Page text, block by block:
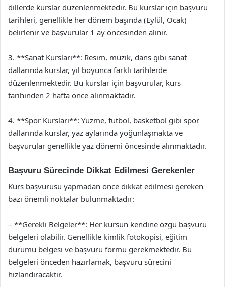
dillerde kurslar düzenlenmektedir. Bu kurslar için başvuru
tarihleri, genellikle her dönem başında (Eylül, Ocak)
belirlenir ve başvurular 1 ay öncesinden alınır.
3. **Sanat Kursları**: Resim, müzik, dans gibi sanat
dallarında kurslar, yıl boyunca farklı tarihlerde
düzenlenmektedir. Bu kurslar için başvurular, kurs
tarihinden 2 hafta önce alınmaktadır.
4. **Spor Kursları**: Yüzme, futbol, basketbol gibi spor
dallarında kurslar, yaz aylarında yoğunlaşmakta ve
başvurular genellikle yaz dönemi öncesinde alınmaktadır.
Başvuru Sürecinde Dikkat Edilmesi Gerekenler
Kurs başvurusu yapmadan önce dikkat edilmesi gereken
bazı önemli noktalar bulunmaktadır:
– **Gerekli Belgeler**: Her kursun kendine özgü başvuru
belgeleri olabilir. Genellikle kimlik fotokopisi, eğitim
durumu belgesi ve başvuru formu gerekmektedir. Bu
belgeleri önceden hazırlamak, başvuru sürecini
hızlandıracaktır.